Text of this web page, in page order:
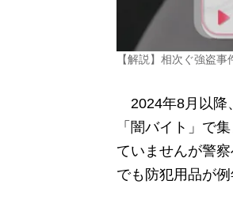
【解説】相次ぐ強盗
2024年8月以降
「闇バイト」で
ていませんが警
でも防犯用品が